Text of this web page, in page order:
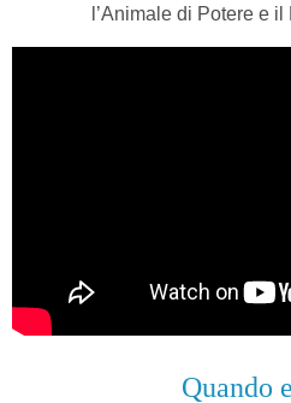
l’Animale di Potere e
Quando